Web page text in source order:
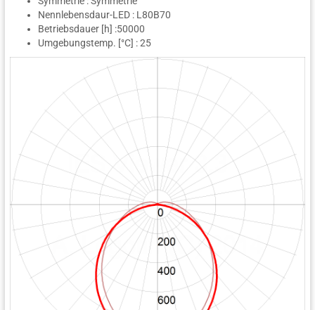
Nennlebensdaur-LED : L80B70
Betriebsdauer [h] :50000
Umgebungstemp. [°C] : 25